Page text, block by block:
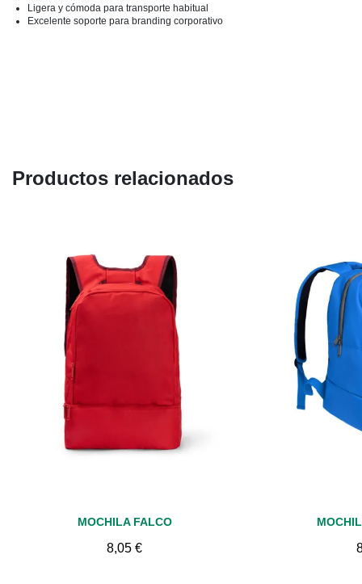
Ligera y cómoda para transporte habitual
Excelente soporte para branding corporativo
Productos relacionados
Vista rápida
MOCHILA FALCO
8,05 €